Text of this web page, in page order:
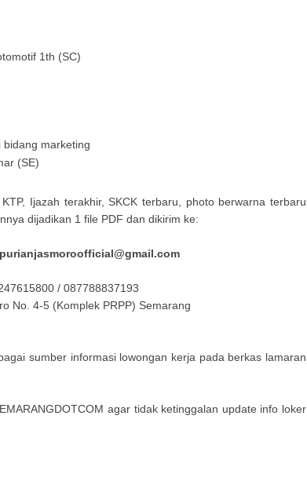
1th (SC)
bidang marketing
(SE)
Ijazah terakhir, SKCK terbaru, photo berwarna terbaru
dijadikan 1 file PDF dan dikirim ke:
/ 087788837193
No. 4-5 (Komplek PRPP) Semarang
sumber informasi lowongan kerja pada berkas lamaran
agar tidak ketinggalan update info loker